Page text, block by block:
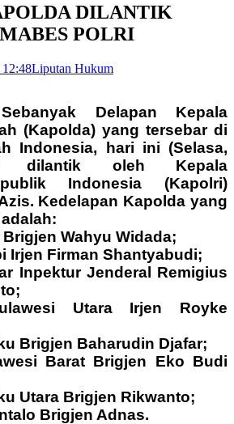
DILANTIK
POLRI
12:48Liputan Hukum
Delapan Kepala
(Kapolda) yang tersebar di
Indonesia, hari ini (Selasa,
dilantik oleh Kepala
Indonesia (Kapolri)
Kedelapan Kapolda yang
Wahyu Widada;
Irjen Firman Shantyabudi;
Inpektur Jenderal Remigius
Utara Irjen Royke
Brigjen Baharudin Djafar;
Barat Brigjen Eko Budi
Utara Brigjen Rikwanto;
Brigjen Adnas.